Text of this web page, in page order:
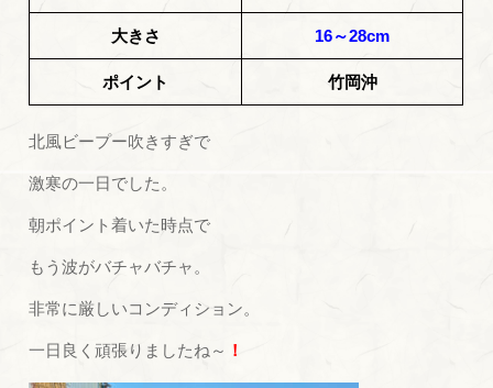
大きさ 16～28cm
ポイント 竹岡沖
北風ビープー吹きすぎで
激寒の一日でした。
朝ポイント着いた時点で
もう波がバチャバチャ。
非常に厳しいコンディション。
一日良く頑張りましたね～ ！